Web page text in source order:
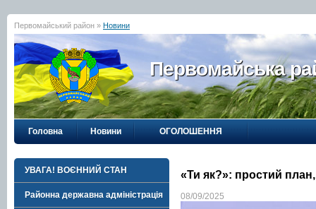
Первомайський район » Новини
Первомайська
Головна Новини ОГОЛОШЕННЯ
УВАГА! ВОЄННИЙ СТАН
Районна державна адміністрація
«Ти як?»: простий
08/09/2025